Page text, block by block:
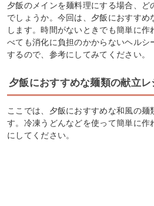
夕飯のメインを麺料理にする場合、ど
でしょうか。今回は、夕飯におすすめ
します。時間がないときでも簡単に作
べても消化に負担のかからないヘルシ
するので、参考にしてみてください。
夕飯におすすめな麺類の献立レ
ここでは、夕飯におすすめな和風の麺
す。冷凍うどんなどを使って簡単に作
にしてください。